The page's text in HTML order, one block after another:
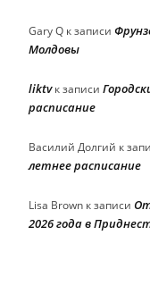
Gary Q к записи
Молдовы
liktvк записи
расписание
Василий Долгий к
летнее расписание
Lisa Brown к записи
2026 года в